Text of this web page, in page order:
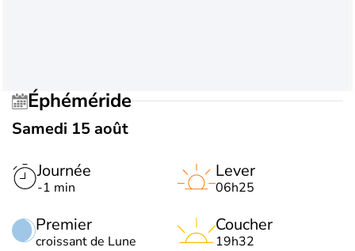
Éphéméride
Samedi 15 août
Journée
-1 min
Premier
croissant de Lune
Lever
06h25
Coucher
19h32